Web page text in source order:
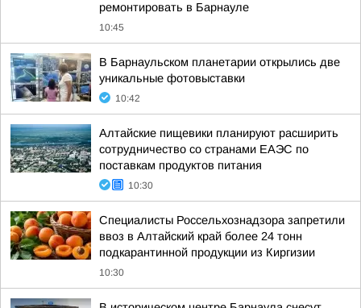
ремонтировать в Барнауле
10:45
В Барнаульском планетарии открылись две
уникальные фотовыставки
10:42
Алтайские пищевики планируют расширить
сотрудничество со странами ЕАЭС по
поставкам продуктов питания
10:30
Специалисты Россельхознадзора запретили
ввоз в Алтайский край более 24 тонн
подкарантинной продукции из Киргизии
10:30